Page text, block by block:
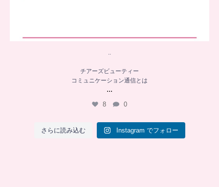
..
チアーズビューティー
コミュニケーション通信とは
...
8 0
さらに読み込む Instagram でフォロー